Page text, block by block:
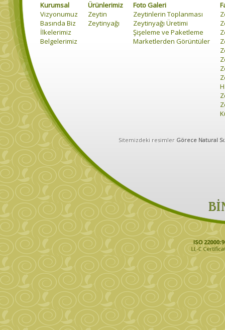
Kurumsal
Vizyonumuz
Basında Biz
İlkelerimiz
Belgelerimiz
Ürünlerimiz
Zeytin
Zeytinyağı
Foto Galeri
Zeytinlerin Toplanması
Zeytinyağı Üretimi
Şişeleme ve Paketleme
Marketlerden Görüntüler
Sitemizdeki resimler Görece Natural